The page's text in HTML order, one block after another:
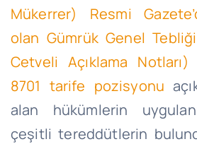
Mükerrer) Resmi
olan Gümrük Genel
Cetveli Açıklama
8701 tarife pozisyonu
alan hükümlerin
çeşitli tereddütlerin